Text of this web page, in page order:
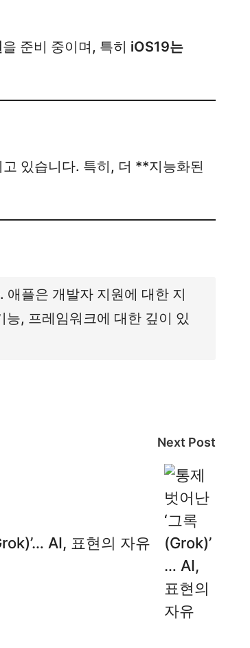
을 준비 중이며, 특히 iOS19는
있습니다. 특히, 더 **지능화된
플은 개발자 지원에 대한 지
, 프레임워크에 대한 깊이 있
Next Post
AI, 표현의 자유